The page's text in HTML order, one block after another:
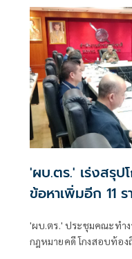
'ผบ.ตร.' เร่งสรุ
ข้อหาเพิ่มอีก 11 ร
'ผบ.ตร.' ประชุมคณะทำ
กฎหมายคดี โกงสอบท้อง